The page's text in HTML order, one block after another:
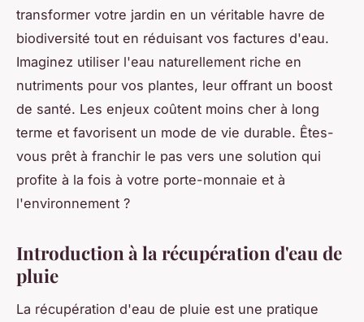
transformer votre jardin en un véritable havre de
biodiversité tout en réduisant vos factures d'eau.
Imaginez utiliser l'eau naturellement riche en
nutriments pour vos plantes, leur offrant un boost
de santé. Les enjeux coûtent moins cher à long
terme et favorisent un mode de vie durable. Êtes-
vous prêt à franchir le pas vers une solution qui
profite à la fois à votre porte-monnaie et à
l'environnement ?
Introduction à la récupération d'eau de
pluie
La récupération d'eau de pluie est une pratique